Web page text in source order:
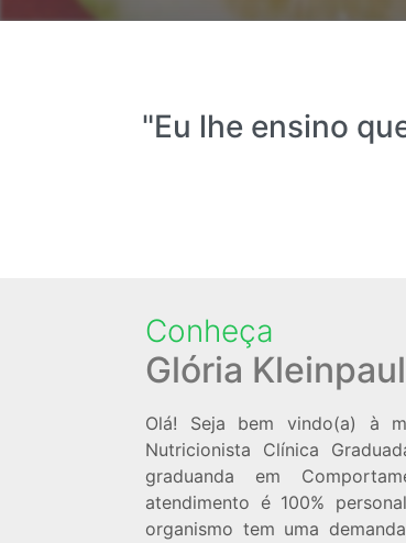
"Eu lhe ensino
Conheça
Glória Kleinpaul
Olá! Seja bem vindo(a) à
Nutricionista Clínica
graduanda em
atendimento é 100%
organismo tem uma